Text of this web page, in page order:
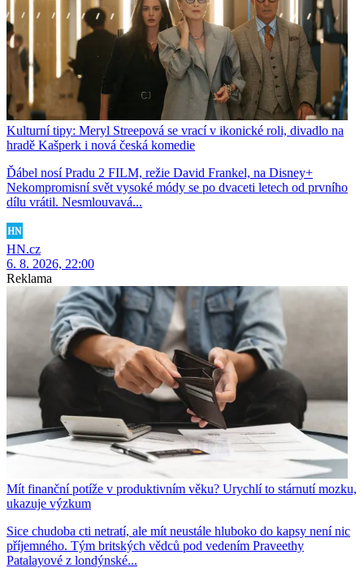
Kulturní tipy: Meryl Streepová se vrací v ikonické roli, divadlo na
hradě Kašperk i nová česká komedie
Ďábel nosí Pradu 2 FILM, režie David Frankel, na Disney+
Nekompromisní svět vysoké módy se po dvaceti letech od prvního
dílu vrátil. Nesmlouvavá...
HN.cz
6. 8. 2026, 22:00
Reklama
Mít finanční potíže v produktivním věku? Urychlí to stárnutí mozku,
ukazuje výzkum
Sice chudoba cti netratí, ale mít neustále hluboko do kapsy není nic
příjemného. Tým britských vědců pod vedením Praveethy
Patalayové z londýnské...